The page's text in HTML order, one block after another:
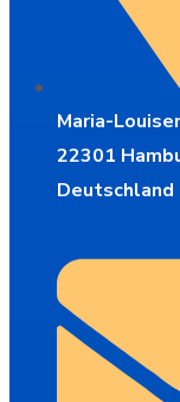
Maria-
22301
Deutschland